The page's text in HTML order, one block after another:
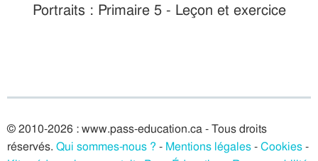
Portraits : Primaire 5 - Leçon et exercice
© 2010-2026 : www.pass-education.ca - Tous droits
réservés. Qui sommes-nous ? - Mentions légales-Cookies-